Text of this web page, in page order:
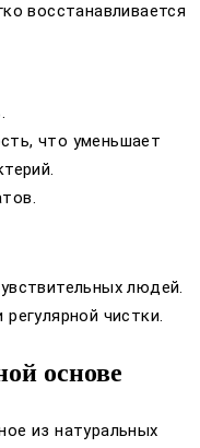
восстанавливается
что уменьшает
людей.
чистки.
основе
из натуральных